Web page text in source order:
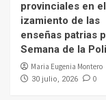
provinciales en el
izamiento de las
enseñas patrias
Semana de la
Maria Eugenia Montero
30 julio, 2026 0